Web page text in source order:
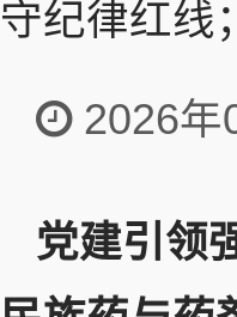
守纪律红线
2026年
党建引领